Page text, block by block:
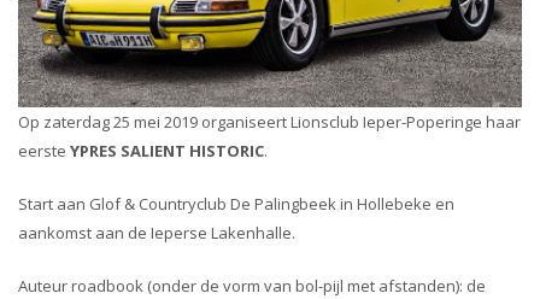
Op zaterdag 25 mei 2019 organiseert Lionsclub Ieper-Poperinge haar
eerste YPRES SALIENT HISTORIC.
Start aan Glof & Countryclub De Palingbeek in Hollebeke en
aankomst aan de Ieperse Lakenhalle.
Auteur roadbook (onder de vorm van bol-pijl met afstanden): de